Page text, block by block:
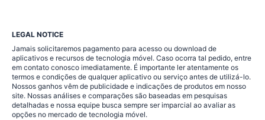
LEGAL NOTICE
Jamais solicitaremos pagamento para acesso ou download de
aplicativos e recursos de tecnologia móvel. Caso ocorra tal pedido, entre
em contato conosco imediatamente. É importante ler atentamente os
termos e condições de qualquer aplicativo ou serviço antes de utilizá-lo.
Nossos ganhos vêm de publicidade e indicações de produtos em nosso
site. Nossas análises e comparações são baseadas em pesquisas
detalhadas e nossa equipe busca sempre ser imparcial ao avaliar as
opções no mercado de tecnologia móvel.